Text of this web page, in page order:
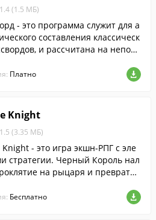
(1.5 МБ)
- это программа служит для а
составления классическ
и рассчитана на непоср
кроссвордов.
Платно
Knight
(3.35 МБ)
- это игра экшн-РПГ с эле
стратегии. Черный Король нал
на рыцаря и превратил
Бесплатно